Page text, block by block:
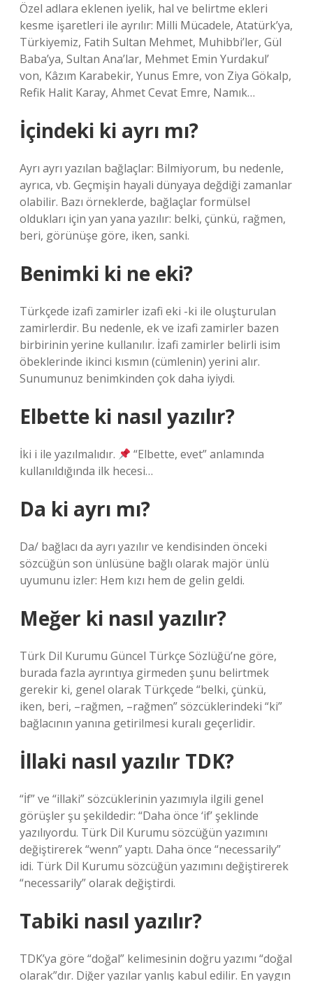
Özel adlara eklenen iyelik, hal ve belirtme ekleri
kesme işaretleri ile ayrılır: Milli Mücadele, Atatürk’ya,
Türkiyemiz, Fatih Sultan Mehmet, Muhibbi’ler, Gül
Baba’ya, Sultan Ana’lar, Mehmet Emin Yurdakul’
von, Kâzım Karabekir, Yunus Emre, von Ziya Gökalp,
Refik Halit Karay, Ahmet Cevat Emre, Namık…
İçindeki ki ayrı mı?
Ayrı ayrı yazılan bağlaçlar: Bilmiyorum, bu nedenle,
ayrıca, vb. Geçmişin hayali dünyaya değdiği zamanlar
olabilir. Bazı örneklerde, bağlaçlar formülsel
oldukları için yan yana yazılır: belki, çünkü, rağmen,
beri, görünüşe göre, iken, sanki.
Benimki ki ne eki?
Türkçede izafi zamirler izafi eki -ki ile oluşturulan
zamirlerdir. Bu nedenle, ek ve izafi zamirler bazen
birbirinin yerine kullanılır. İzafi zamirler belirli isim
öbeklerinde ikinci kısmın (cümlenin) yerini alır.
Sunumunuz benimkinden çok daha iyiydi.
Elbette ki nasıl yazılır?
İki i ile yazılmalıdır.
“Elbette, evet” anlamında
kullanıldığında ilk hecesi…
Da ki ayrı mı?
Da/ bağlacı da ayrı yazılır ve kendisinden önceki
sözcüğün son ünlüsüne bağlı olarak majör ünlü
uyumunu izler: Hem kızı hem de gelin geldi.
Meğer ki nasıl yazılır?
Türk Dil Kurumu Güncel Türkçe Sözlüğü’ne göre,
burada fazla ayrıntıya girmeden şunu belirtmek
gerekir ki, genel olarak Türkçede “belki, çünkü,
iken, beri, –rağmen, –rağmen” sözcüklerindeki “ki”
bağlacının yanına getirilmesi kuralı geçerlidir.
İllaki nasıl yazılır TDK?
“İf” ve “illaki” sözcüklerinin yazımıyla ilgili genel
görüşler şu şekildedir: “Daha önce ‘if’ şeklinde
yazılıyordu. Türk Dil Kurumu sözcüğün yazımını
değiştirerek “wenn” yaptı. Daha önce “necessarily”
idi. Türk Dil Kurumu sözcüğün yazımını değiştirerek
“necessarily” olarak değiştirdi.
Tabiki nasıl yazılır?
TDK’ya göre “doğal” kelimesinin doğru yazımı “doğal
olarak”dır. Diğer yazılar yanlış kabul edilir. En yaygın